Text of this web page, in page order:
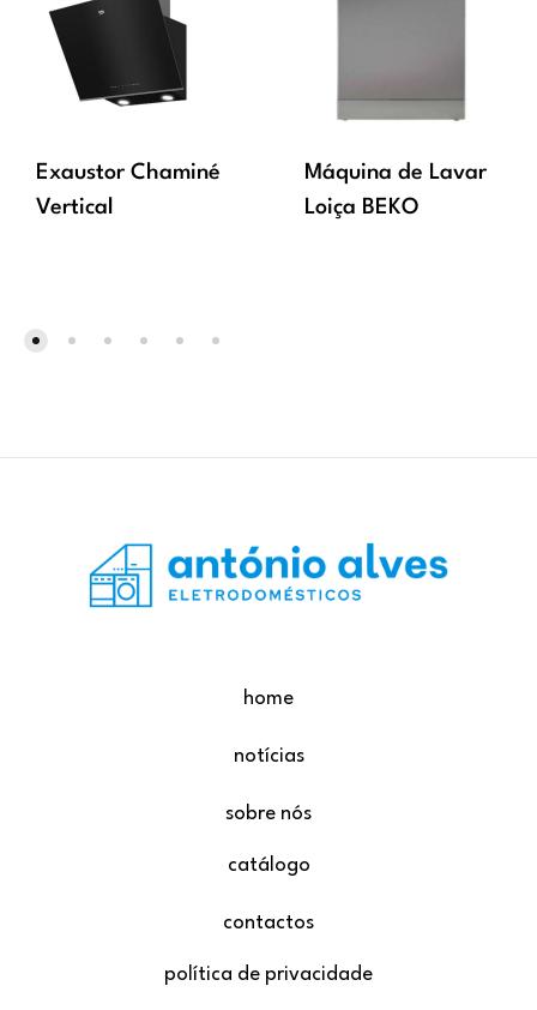
Exaustor Chaminé
Vertical
Máquina de Lavar
Loiça BEKO
home
notícias
sobre nós
catálogo
contactos
política de privacidade